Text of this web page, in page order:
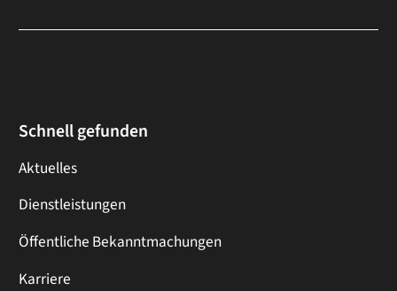
Schnell gefunden
Aktuelles
Dienstleistungen
Öffentliche Bekanntmachungen
Karriere